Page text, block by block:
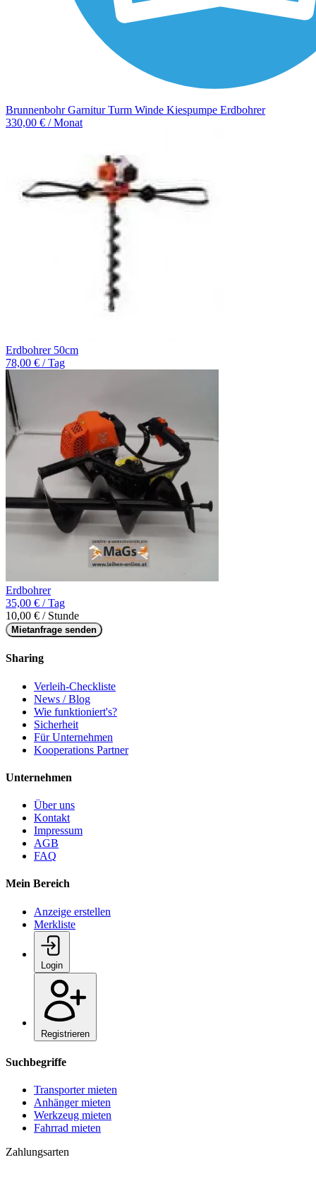
Brunnenbohr Garnitur Turm Winde Kiespumpe Erdbohrer
330,00 € / Monat
Erdbohrer 50cm
78,00 € / Tag
Erdbohrer
35,00 € / Tag
10,00 € / Stunde
Mietanfrage senden
Sharing
Verleih-Checkliste
News / Blog
Wie funktioniert's?
Sicherheit
Für Unternehmen
Kooperations Partner
Unternehmen
Über uns
Kontakt
Impressum
AGB
FAQ
Mein Bereich
Anzeige erstellen
Merkliste
Login
Registrieren
Suchbegriffe
Transporter mieten
Anhänger mieten
Werkzeug mieten
Fahrrad mieten
Zahlungsarten